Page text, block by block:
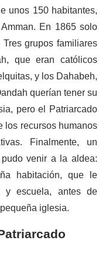
unos 150 habitantes,
En 1865 solo
grupos familiares
que eran católicos
y los Dahabeh,
querían tener su
pero el Patriarcado
recursos humanos
Finalmente, un
venir a la aldea:
habitación, que le
y escuela, antes de
iglesia.